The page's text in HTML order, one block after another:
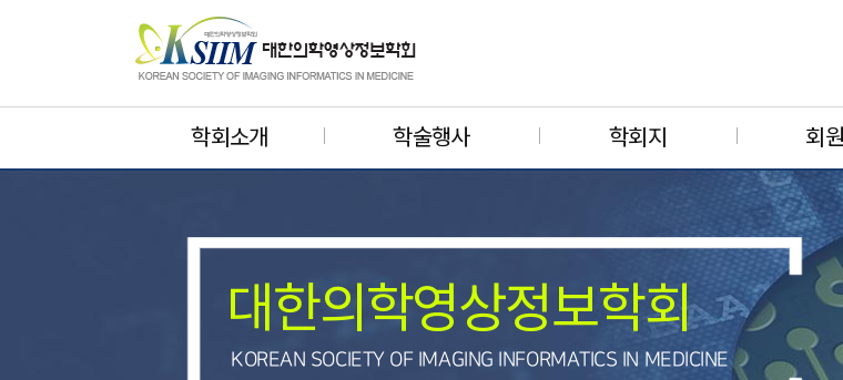
학회소개 학술행사 학회지 회
대한의학영상정보학회
KOREAN SOCIETY OF IMAGING INFORMATICS IN MEDICINE